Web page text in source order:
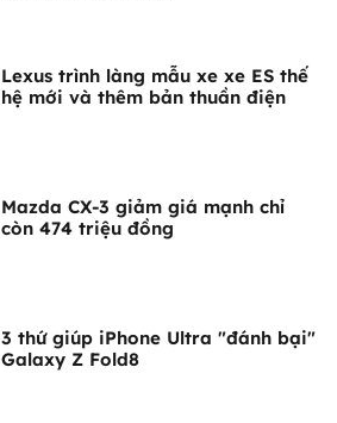
Lexus trình làng mẫu xe xe ES thế
hệ mới và thêm bản thuần điện
Mazda CX-3 giảm giá mạnh chỉ
còn 474 triệu đồng
3 thứ giúp iPhone Ultra "đánh bại"
Galaxy Z Fold8